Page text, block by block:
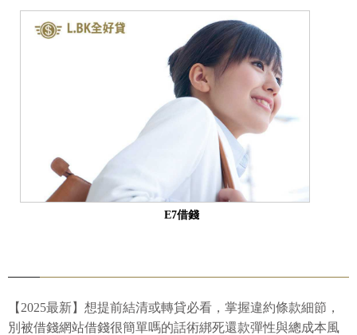
E7借錢
【2025最新】想提前結清或轉貸必看，掌握違約條款細節，
別被借錢網站借錢很簡單嗎的話術綁死還款彈性與總成本風